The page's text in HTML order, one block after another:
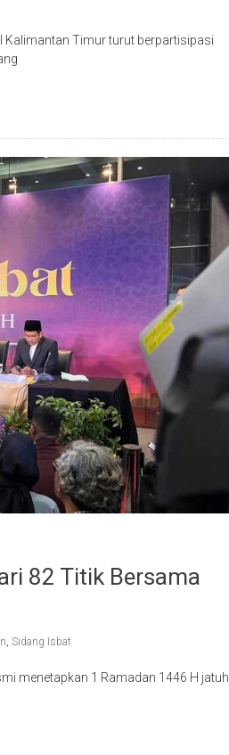
Kalimantan Timur turut berpartisipasi
82 Titik Bersama
, Sidang Isbat
menetapkan 1 Ramadan 1446 H jatuh